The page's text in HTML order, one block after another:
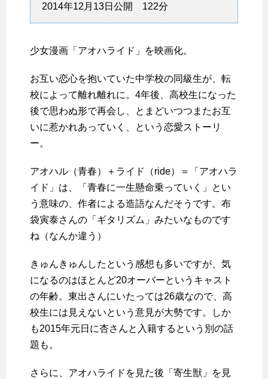
2014年12月13日公開 122分
少女漫画「アオハライド」を映画化。
お互い恋心を抱いていた中学校の同級生が、転
校によって離れ離れに。4年後、高校生になった
後で思わぬ形で再会し、とまどいつつまたお互
いに惹かれあっていく、という恋愛ストーリ
ー。
アオハル（青春）＋ライド（ride）＝「アオハラ
イド」は、「青春に一生懸命乗っていく」とい
う意味の、作者による造語なんだそうです。布
袋寅泰さんの「ギタリズム」みたいなものです
ね（なんか違う）
きゅんきゅんしたという感想も多いですが、気
になるのはほとんど20オーバーというキャスト
の年齢。東出さんにいたっては26歳なので、高
校生には見えないという意見が大勢です。しか
も2015年元日に杏さんと入籍するという別の話
題も。
さらに、アオハライドを見た後「寄生獣」を見